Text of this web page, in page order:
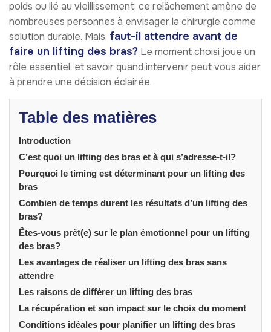
poids ou lié au vieillissement, ce relâchement amène de
nombreuses personnes à envisager la chirurgie comme
solution durable. Mais, faut-il attendre avant de
faire un lifting des bras? Le moment choisi joue un
rôle essentiel, et savoir quand intervenir peut vous aider
à prendre une décision éclairée.
Table des matières
Introduction
C’est quoi un lifting des bras et à qui s’adresse-t-il?
Pourquoi le timing est déterminant pour un lifting des
bras
Combien de temps durent les résultats d’un lifting des
bras?
Êtes-vous prêt(e) sur le plan émotionnel pour un lifting
des bras?
Les avantages de réaliser un lifting des bras sans
attendre
Les raisons de différer un lifting des bras
La récupération et son impact sur le choix du moment
Conditions idéales pour planifier un lifting des bras